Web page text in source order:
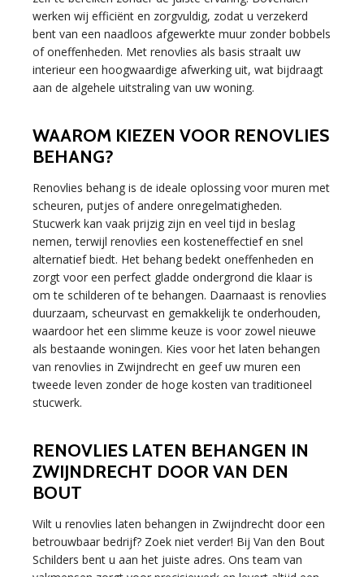
werken wij efficiënt en zorgvuldig, zodat u verzekerd
bent van een naadloos afgewerkte muur zonder bobbels
of oneffenheden. Met renovlies als basis straalt uw
interieur een hoogwaardige afwerking uit, wat bijdraagt
aan de algehele uitstraling van uw woning.
WAAROM KIEZEN VOOR RENOVLIES
BEHANG?
Renovlies behang is de ideale oplossing voor muren met
scheuren, putjes of andere onregelmatigheden.
Stucwerk kan vaak prijzig zijn en veel tijd in beslag
nemen, terwijl renovlies een kosteneffectief en snel
alternatief biedt. Het behang bedekt oneffenheden en
zorgt voor een perfect gladde ondergrond die klaar is
om te schilderen of te behangen. Daarnaast is renovlies
duurzaam, scheurvast en gemakkelijk te onderhouden,
waardoor het een slimme keuze is voor zowel nieuwe
als bestaande woningen. Kies voor het laten behangen
van renovlies in Zwijndrecht en geef uw muren een
tweede leven zonder de hoge kosten van traditioneel
stucwerk.
RENOVLIES LATEN BEHANGEN IN
ZWIJNDRECHT DOOR VAN DEN
BOUT
Wilt u renovlies laten behangen in Zwijndrecht door een
betrouwbaar bedrijf? Zoek niet verder! Bij Van den Bout
Schilders bent u aan het juiste adres. Ons team van